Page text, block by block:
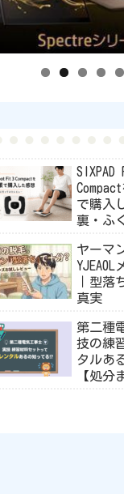
で購入
裏・ふ
ヤーマ
YJEA0L
｜型落
真実
第二種
技の練
タルあ
【処分